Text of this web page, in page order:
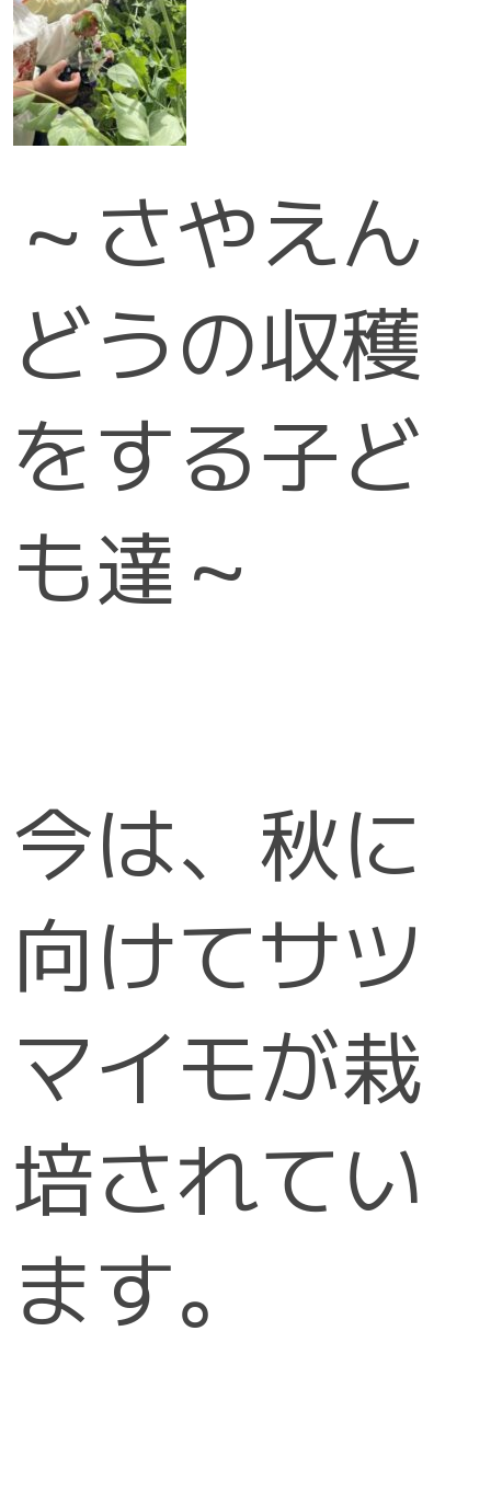
～さやえん
どうの収穫
をする子ど
も達～
今は、秋に
向けてサツ
マイモが栽
培されてい
ます。